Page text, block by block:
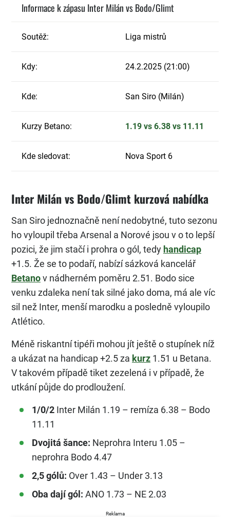
Informace k zápasu Inter Milán vs Bodo/Glimt
Soutěž: Liga mistrů
Kdy: 24.2.2025 (21:00)
Kde: San Siro (Milán)
Kurzy Betano: 1.19 vs 6.38 vs 11.11
Kde sledovat: Nova Sport 6
Inter Milán vs Bodo/Glimt kurzová nabídka
San Siro jednoznačně není nedobytné, tuto sezonu
ho vyloupil třeba Arsenal a Norové jsou v o to lepší
pozici, že jim stačí i prohra o gól, tedy handicap
+1.5. Že se to podaří, nabízí sázková kancelář
Betanov nádherném poměru 2.51. Bodo sice
venku zdaleka není tak silné jako doma, má ale víc
sil než Inter, menší marodku a posledně vyloupilo
Atlético.
Méně riskantní tipéři mohou jít ještě o stupínek níž
a ukázat na handicap +2.5 za kurz 1.51 u Betana.
V takovém případě tiket zezelená i v případě, že
utkání půjde do prodloužení.
1/0/2 Inter Milán 1.19 – remíza 6.38 – Bodo
11.11
Dvojitá šance: Neprohra Interu 1.05 –
neprohra Bodo 4.47
2,5 gólů: Over 1.43 – Under 3.13
Oba dají gól: ANO 1.73 – NE 2.03
Reklama